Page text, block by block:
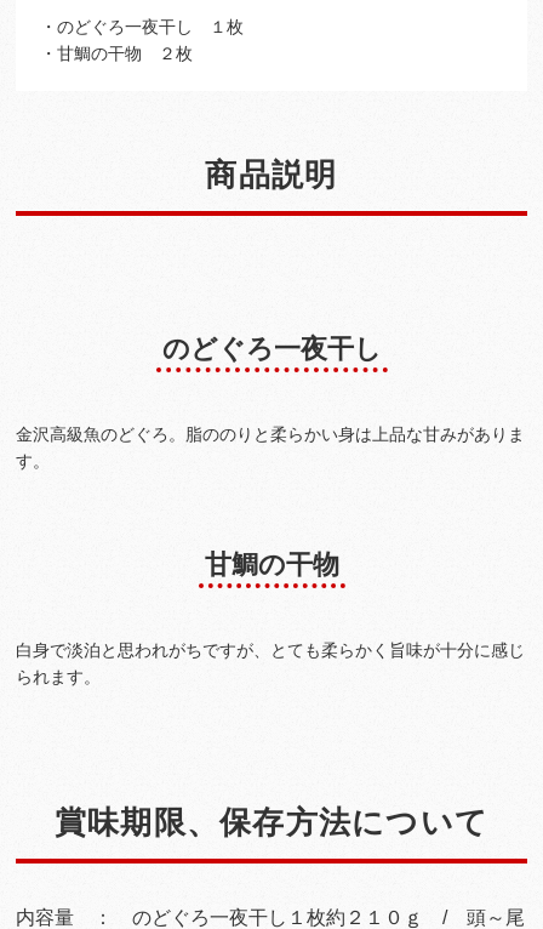
・のどぐろ一夜干し １枚
・甘鯛の干物 ２枚
商品説明
のどぐろ一夜干し
金沢高級魚のどぐろ。脂ののりと柔らかい身は上品な甘みがありま
す。
甘鯛の干物
白身で淡泊と思われがちですが、とても柔らかく旨味が十分に感じ
られます。
賞味期限、保存方法について
内容量 ： のどぐろ一夜干し１枚約２１０ｇ / 頭～尾